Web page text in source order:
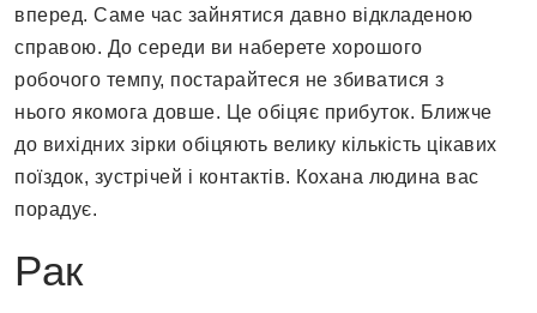
вперед. Саме час зайнятися давно відкладеною
справою. До середи ви наберете хорошого
робочого темпу, постарайтеся не збиватися з
нього якомога довше. Це обіцяє прибуток. Ближче
до вихідних зірки обіцяють велику кількість цікавих
поїздок, зустрічей і контактів. Кохана людина вас
порадує.
Рак